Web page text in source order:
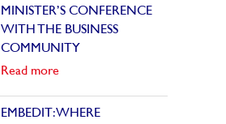
MINISTER’S CONFERENCE
WITH THE BUSINESS
COMMUNITY
Read more
EMBEDIT: WHERE